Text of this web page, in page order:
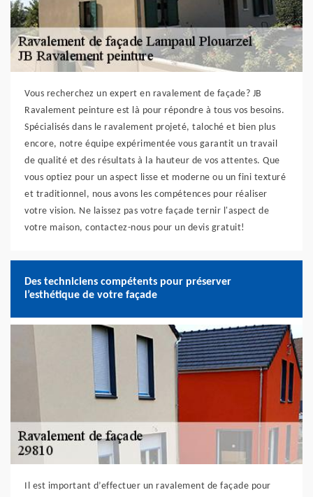
Vous recherchez un expert en ravalement de façade? JB
Ravalement peinture est là pour répondre à tous vos besoins.
Spécialisés dans le ravalement projeté, taloché et bien plus
encore, notre équipe expérimentée vous garantit un travail
de qualité et des résultats à la hauteur de vos attentes. Que
vous optiez pour un aspect lisse et moderne ou un fini texturé
et traditionnel, nous avons les compétences pour réaliser
votre vision. Ne laissez pas votre façade ternir l'aspect de
votre maison, contactez-nous pour un devis gratuit!
Des techniciens compétents pour préserver
l’esthétique de votre façade
Il est important d’effectuer un ravalement de façade pour